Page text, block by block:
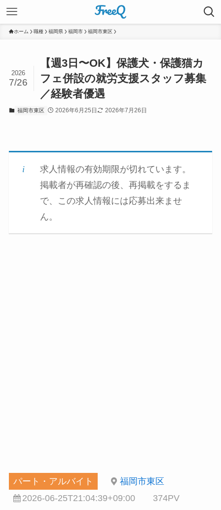
ホーム 職種 福岡県 福岡市 福岡市東区
【週3日〜OK】保護犬・保護猫カ
フェ併設の就労支援スタッフ募集
／経験者優遇
2026
7/26
福岡市東区 2026年6月25日 2026年7月26日
求人情報の有効期限が切れています。
掲載者が再確認の後、再掲載をするま
で、この求人情報には応募出来ませ
ん。
パート・アルバイト
福岡市東区
2026-06-25T21:04:39+09:00
374PV